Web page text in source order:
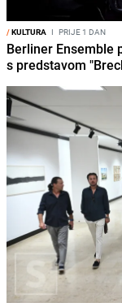
/KULTURA I PRIJE 1 DAN
Berliner Ensemble
s predstavom